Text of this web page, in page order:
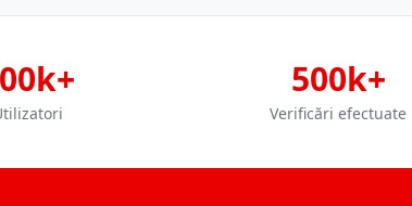
500k+
Verificări efectuate